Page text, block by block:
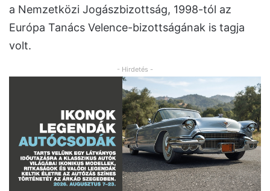
a Nemzetközi Jogászbizottság, 1998-tól az
Európa Tanács Velence-bizottságának is tagja
volt.
- Hirdetés -